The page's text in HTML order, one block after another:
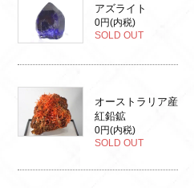
アズライト
0円(内税)
SOLD OUT
オーストラリア産
紅鉛鉱
0円(内税)
SOLD OUT